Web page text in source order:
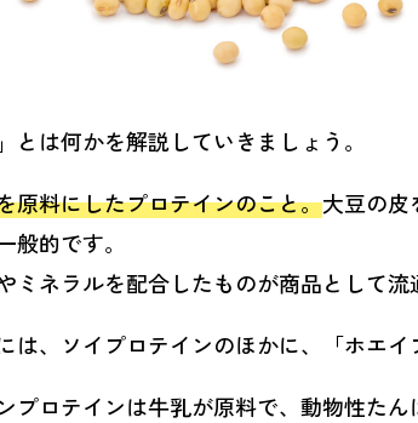
とは何かを解説していきましょう。
原料にしたプロテインのこと。大豆の皮
的です。
ミネラルを配合したものが商品として流
は、ソイプロテインのほかに、「ホエ
プロテインは牛乳が原料で、動物性たん